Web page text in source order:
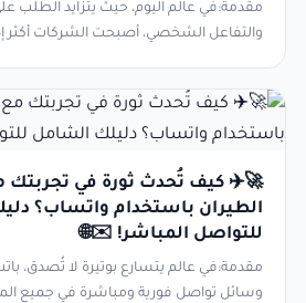
مقدمة:في عالم اليوم، حيث يتزايد الطلب
والتفاعل الشخصي، أصبحت الشركات أكثر
🚀✈️ كيف تُحدث ثورة في
الطيران باستخدام واتساب؟
للتواصل المباشر! ✉️🌐
مقدمة:في عالم يتسارع بوتيرة لا تُصدق،
وسائل تواصل فورية ومباشرة في جميع